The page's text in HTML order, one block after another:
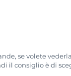
se volete
il consiglio è di